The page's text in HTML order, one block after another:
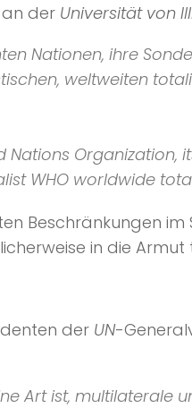
der Universität von
Nationen, ihre
weltweiten
Organization,
WHO worldwide
Beschränkungen
in die Armut
der UN-
Art ist, multilaterale